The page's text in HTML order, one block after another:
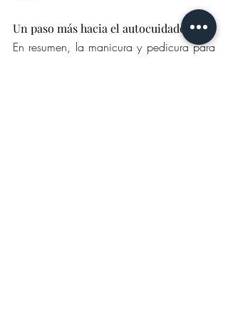
Un paso más hacia el autocuidado
En resumen, la manicura y pedicura para